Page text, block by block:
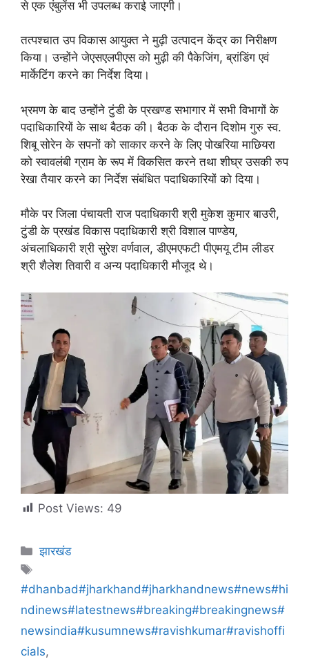
से एक एंबुलेंस भी उपलब्ध कराई जाएगी।
तत्पश्चात उप विकास आयुक्त ने मुढ़ी उत्पादन केंद्र का निरीक्षण
किया। उन्होंने जेएसएलपीएस को मुढ़ी की पैकेजिंग, ब्रांडिंग एवं
मार्केटिंग करने का निर्देश दिया।
भ्रमण के बाद उन्होंने टुंडी के प्रखण्ड सभागार में सभी विभागों के
पदाधिकारियों के साथ बैठक की। बैठक के दौरान दिशोम गुरु स्व.
शिबू सोरेन के सपनों को साकार करने के लिए पोखरिया माछियरा
को स्वावलंबी ग्राम के रूप में विकसित करने तथा शीघ्र उसकी रुप
रेखा तैयार करने का निर्देश संबंधित पदाधिकारियों को दिया।
मौके पर जिला पंचायती राज पदाधिकारी श्री मुकेश कुमार बाउरी,
टुंडी के प्रखंड विकास पदाधिकारी श्री विशाल पाण्डेय,
अंचलाधिकारी श्री सुरेश वर्णवाल, डीएमएफटी पीएमयू टीम लीडर
श्री शैलेश तिवारी व अन्य पदाधिकारी मौजूद थे।
Post Views: 49
झारखंड
#dhanbad#jharkhand#jharkhandnews#news#hi
ndinews#latestnews#breaking#breakingnews#
newsindia#kusumnews#ravishkumar#ravishoffi
cials,